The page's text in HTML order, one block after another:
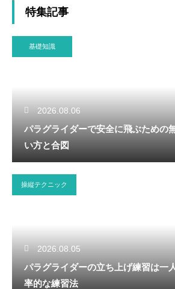
特集記事
基礎知識
2026.08.06
パラグライダーで安全に飛ぶための
い方と合図
操縦テクニック
2026.08.05
パラグライダーの立ち上げ練習は一
率的な練習法